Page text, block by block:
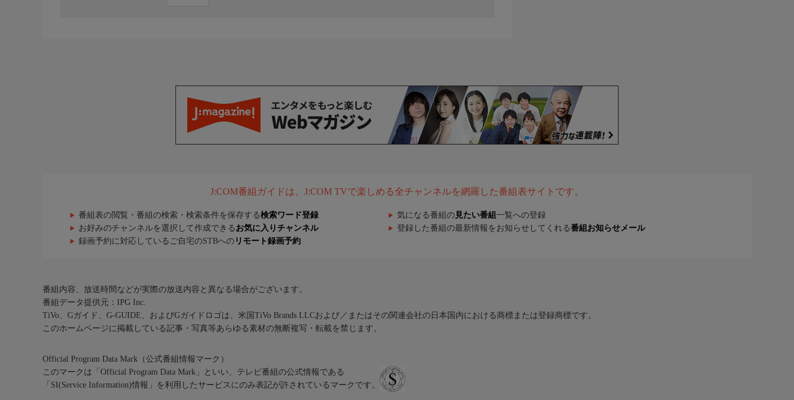
J:COM番組ガイドは、J:COM TVで楽しめる全チャンネルを網羅した番組表サイトです。
番組表の閲覧・番組の検索・検索条件を保存する検索ワード登録 気になる番組の 見たい番組 一覧への登録
お好みのチャンネルを選択して作成できる お気に入りチャンネル 登録した番組の最新情報をお知らせしてくれる番組お知らせメール
録画予約に対応しているご自宅のSTBへの リモート録画予約
番組内容、放送時間などが実際の放送内容と異なる場合がございます。
番組データ提供元：IPG Inc.
TiVo、Gガイド、G-GUIDE、およびGガイドロゴは、米国TiVo Brands LLCおよび／またはその関連会社の日本国内における商標または登録商標です。
このホームページに掲載している記事・写真等あらゆる素材の無断複写・転載を禁じます。
Official Program Data Mark（公式番組情報マーク）
このマークは「Official Program Data Mark」といい、テレビ番組の公式情報である
「SI(Service Information)情報」を利用したサービスにのみ表記が許されているマークです。